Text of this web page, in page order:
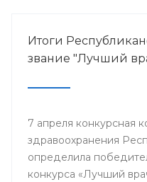
Итоги
звание "Лучший
7 апреля конкурсная
здравоохранения
определила
конкурса «Лучший